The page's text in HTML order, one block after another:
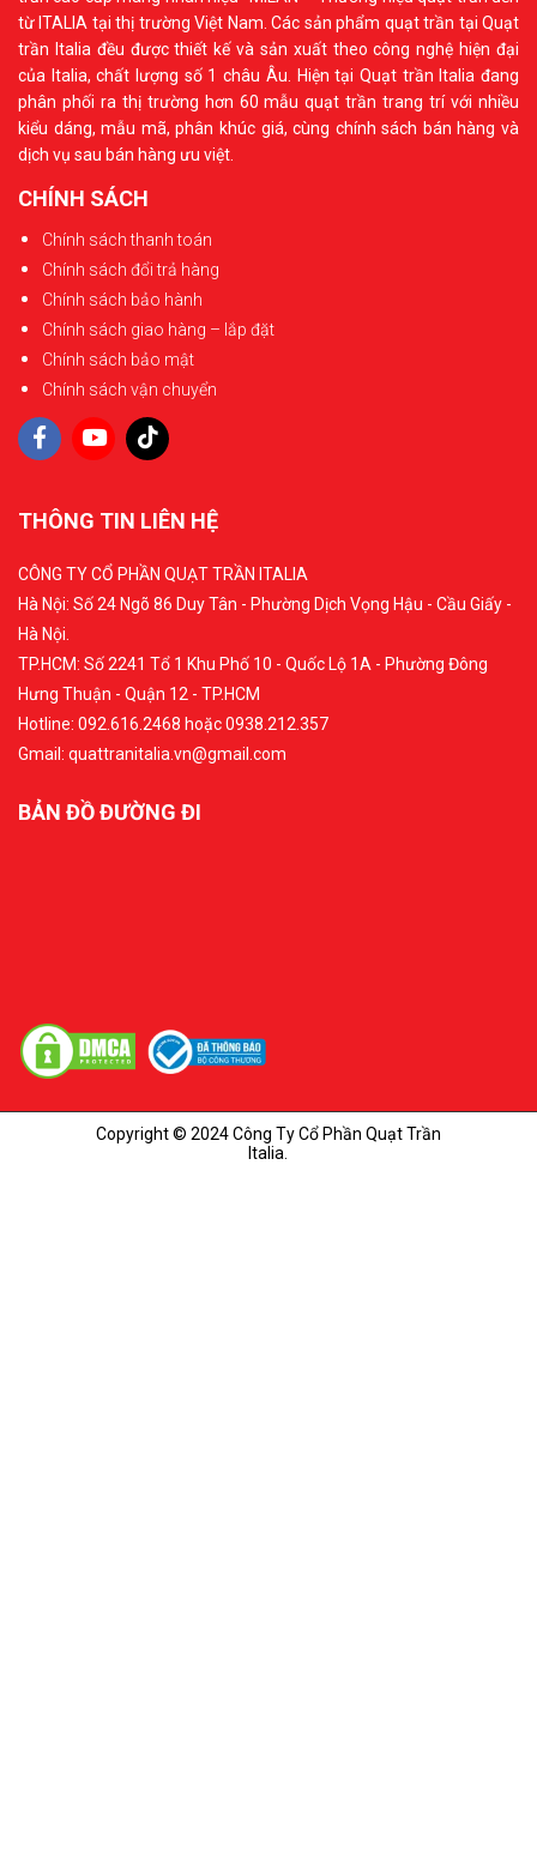
từ ITALIA tại thị trường Việt Nam. Các sản phẩm quạt trần tại Quạt
trần Italia đều được thiết kế và sản xuất theo công nghệ hiện đại
của Italia, chất lượng số 1 châu Âu. Hiện tại Quạt trần Italia đang
phân phối ra thị trường hơn 60 mẫu quạt trần trang trí với nhiều
kiểu dáng, mẫu mã, phân khúc giá, cùng chính sách bán hàng và
dịch vụ sau bán hàng ưu việt.
CHÍNH SÁCH
Chính sách thanh toán
Chính sách đổi trả hàng
Chính sách bảo hành
Chính sách giao hàng – lắp đặt
Chính sách bảo mật
Chính sách vận chuyển
THÔNG TIN LIÊN HỆ
CÔNG TY CỔ PHẦN QUẠT TRẦN ITALIA
Hà Nội: Số 24 Ngõ 86 Duy Tân - Phường Dịch Vọng Hậu - Cầu Giấy -
Hà Nội.
TP.HCM: Số 2241 Tổ 1 Khu Phố 10 - Quốc Lộ 1A - Phường Đông
Hưng Thuận - Quận 12 - TP.HCM
Hotline: 092.616.2468 hoặc 0938.212.357
Gmail: quattranitalia.vn@gmail.com
BẢN ĐỒ ĐƯỜNG ĐI
Copyright © 2024 Công Ty Cổ Phần Quạt Trần
Italia.